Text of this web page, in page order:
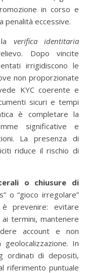
in corso e
penalità eccessive.
verifica identitaria
Dopo vincite
irrigidiscono le
non proporzionate
KYC coerente e
sicuri e tempi
è completare la
significative e
La presenza di
riduce il rischio di
o chiusure di
o “gioco irregolare”
prevenire: evitare
termini, mantenere
account e non
In
ordinati di depositi,
riferimento puntuale